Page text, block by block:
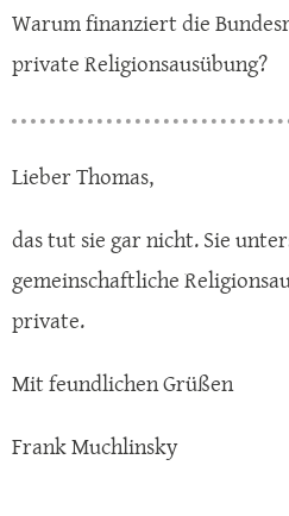
Warum finanziert die
private Religionsausübung?
Lieber Thomas,
das tut sie gar nicht. Sie
gemeinschaftliche
private.
Mit feundlichen Grüßen
Frank Muchlinsky